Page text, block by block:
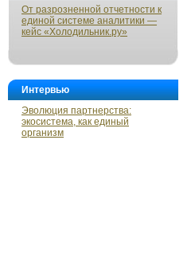
От разрозненной отчетности к
единой системе аналитики —
кейс «Холодильник.ру»
Интервью
Эволюция партнерства:
экосистема, как единый
организм